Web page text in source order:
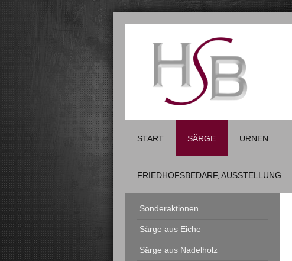
START SÄRGE URNEN
FRIEDHOFSBEDARF, AUSSTELLUNG
Sonderaktionen
Särge aus Eiche
Särge aus Nadelholz